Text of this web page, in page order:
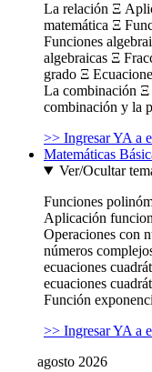
La relación Ξ
matemática Ξ
Funciones
algebraicas Ξ
grado Ξ
La combinación
combinación y la
>> Ingresar YA a
Matemáticas
Ver/Ocultar
Funciones
Aplicación
Operaciones con
números
ecuaciones
ecuaciones
Función
>> Ingresar YA a
agosto 2026